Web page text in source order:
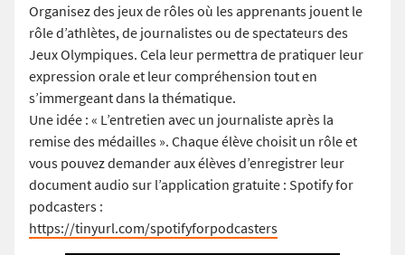
Organisez des jeux de rôles où les apprenants jouent le
rôle d’athlètes, de journalistes ou de spectateurs des
Jeux Olympiques. Cela leur permettra de pratiquer leur
expression orale et leur compréhension tout en
s’immergeant dans la thématique.
Une idée : « L’entretien avec un journaliste après la
remise des médailles ». Chaque élève choisit un rôle et
vous pouvez demander aux élèves d’enregistrer leur
document audio sur l’application gratuite : Spotify for
podcasters :
https://tinyurl.com/spotifyforpodcasters